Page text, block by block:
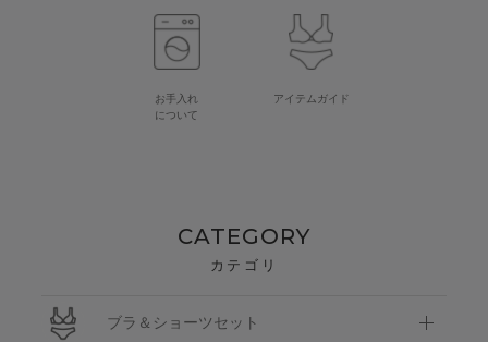
お手入れ
について
アイテムガイド
CATEGORY
カテゴリ
ブラ＆ショーツセット